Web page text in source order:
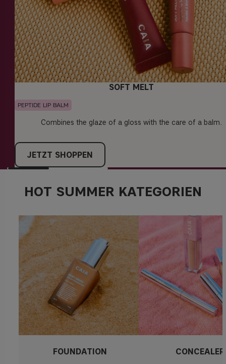
SOFT MELT
PEPTIDE LIP BALM
Combines the glaze of a gloss with the care of a balm.
JETZT SHOPPEN
HOT SUMMER KATEGORIEN
FOUNDATION CONCEALER